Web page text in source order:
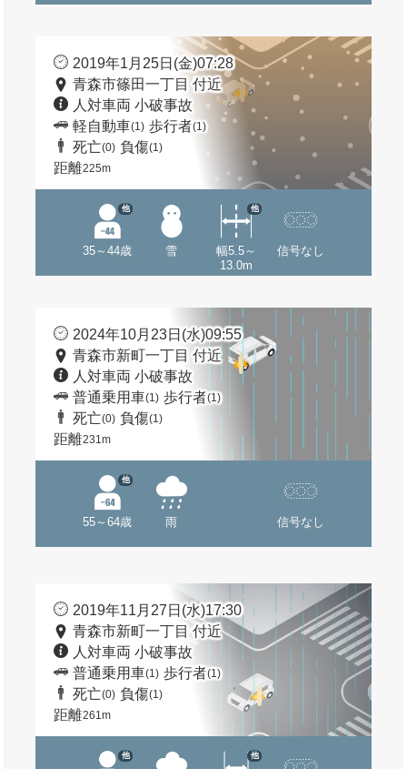
2019年1月25日(金)07:28
青森市篠田一丁目 付近
人対車両 小破事故
軽自動車(1) 歩行者(1)
死亡(0) 負傷(1)
距離225m
35～44歳
他
雪
幅5.5～
13.0m
他
信号なし
2024年10月23日(水)09:55
青森市新町一丁目 付近
人対車両 小破事故
普通乗用車(1) 歩行者(1)
死亡(0) 負傷(1)
距離231m
55～64歳
他
雨 信号なし
2019年11月27日(水)17:30
青森市新町一丁目 付近
人対車両 小破事故
普通乗用車(1) 歩行者(1)
死亡(0) 負傷(1)
距離261m
他 他